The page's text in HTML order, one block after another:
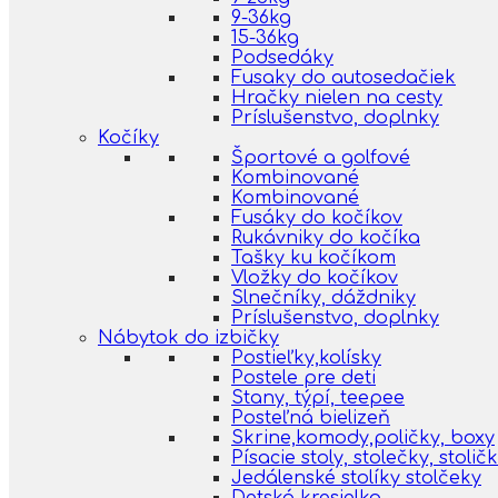
9-36kg
15-36kg
Podsedáky
Fusaky do autosedačiek
Hračky nielen na cesty
Príslušenstvo, doplnky
Kočíky
Športové a golfové
Kombinované
Kombinované
Fusáky do kočíkov
Rukávniky do kočíka
Tašky ku kočíkom
Vložky do kočíkov
Slnečníky, dáždniky
Príslušenstvo, doplnky
Nábytok do izbičky
Postieľky,kolísky
Postele pre deti
Stany, týpí, teepee
Posteľná bielizeň
Skrine,komody,poličky, boxy
Písacie stoly, stolečky,
Jedálenské stolíky stolčeky